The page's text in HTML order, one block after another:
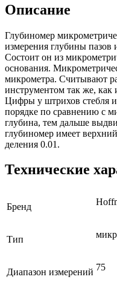
Описание
Глубиномер
измерения глубины
Состоит он из
основания.
микрометра. Считывают
инструментом так же, как
Цифры у штрихов стебля
порядке по сравнению с
глубина, тем дальше
глубиномер имеет
деления 0.01.
Технические
Бренд
Тип
Диапазон измерений 75